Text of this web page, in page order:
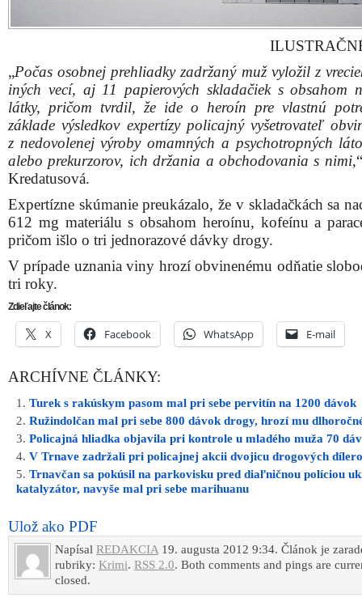
„Počas osobnej prehliadky zadržaný muž vyložil z
iných vecí, aj 11 papierových skladačiek s obsahom
látky, pričom tvrdil, že ide o heroín pre vlastnú
základe výsledkov expertízy policajný vyšetrovateľ
z nedovolenej výroby omamných a psychotropných
alebo prekurzorov, ich držania a obchodovania s nimi
Kredatusová.
Expertízne skúmanie preukázalo, že v skladačkách sa
612 mg materiálu s obsahom heroínu, kofeínu a
pričom išlo o tri jednorazové dávky drogy.
V prípade uznania viny hrozí obvinenému odňatie
tri roky.
Zdieľajte článok:
X Facebook WhatsApp E-mail
ARCHÍVNE ČLÁNKY:
Turek s rakúskym pasom mal pri sebe pervitín na 1200 dávok
Ružindolčan mal pri sebe 800 dávok drogy, hrozí mu
Policajná hliadka objavila pri kontrole u mladého muža 70
V Trnave zadržali pri policajnej akcii dvojicu drogových
Trnavčan sa pokúsil na parkovisku pred diaľničnou políciou
katalyzátor, navyše mal pri sebe marihuanu
Ulož ako PDF
Napísal REDAKCIA19. augusta 2012 9:34. Článok je
rubriky: Krimi. RSS 2.0. Both comments and pings are
closed.